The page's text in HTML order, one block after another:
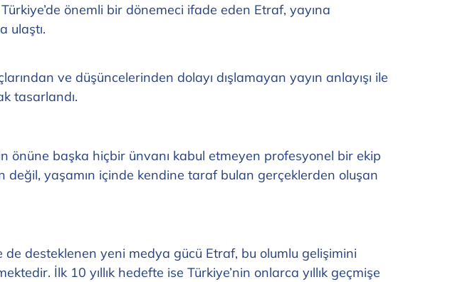
önemli bir dönemeci ifade eden Etraf, yayına
ulaştı.
ve düşüncelerinden dolayı dışlamayan yayın anlayışı ile
tasarlandı.
başka hiçbir ünvanı kabul etmeyen profesyonel bir ekip
değil, yaşamın içinde kendine taraf bulan gerçeklerden oluşan
desteklenen yeni medya gücü Etraf, bu olumlu gelişimini
İlk 10 yıllık hedefte ise Türkiye’nin onlarca yıllık geçmişe